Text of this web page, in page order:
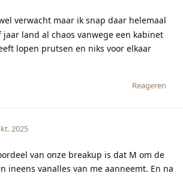
verwacht maar ik snap daar helemaal
land al chaos vanwege een kabinet
lopen prutsen en niks voor elkaar
Reageren
2025
van onze breakup is dat M om de
ineens vanalles van me aanneemt. En na